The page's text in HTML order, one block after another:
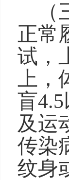
（
正常
试，
上
盲
及运
传染
纹身